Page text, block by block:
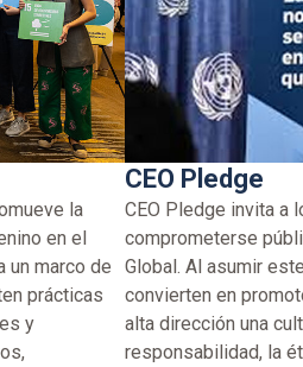
la
en el
un marco de
prácticas
y
CEO Pledge
CEO Pledge invita a
comprometerse
Global. Al asumir
convierten en
alta dirección una
responsabilidad, la